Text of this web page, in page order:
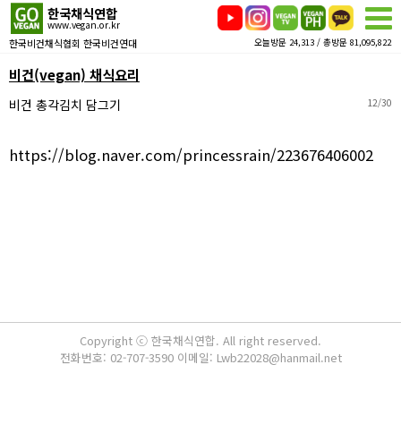
한국채식연합
www.vegan.or.kr
한국비건채식협회 한국비건연대 오늘방문 24,313 / 총방문 81,095,822
비건(vegan) 채식요리
비건 총각김치 담그기 12/30
https://blog.naver.com/princessrain/223676406002
Copyright ⓒ 한국채식연합. All right reserved.
전화번호: 02-707-3590 이메일: Lwb22028@hanmail.net